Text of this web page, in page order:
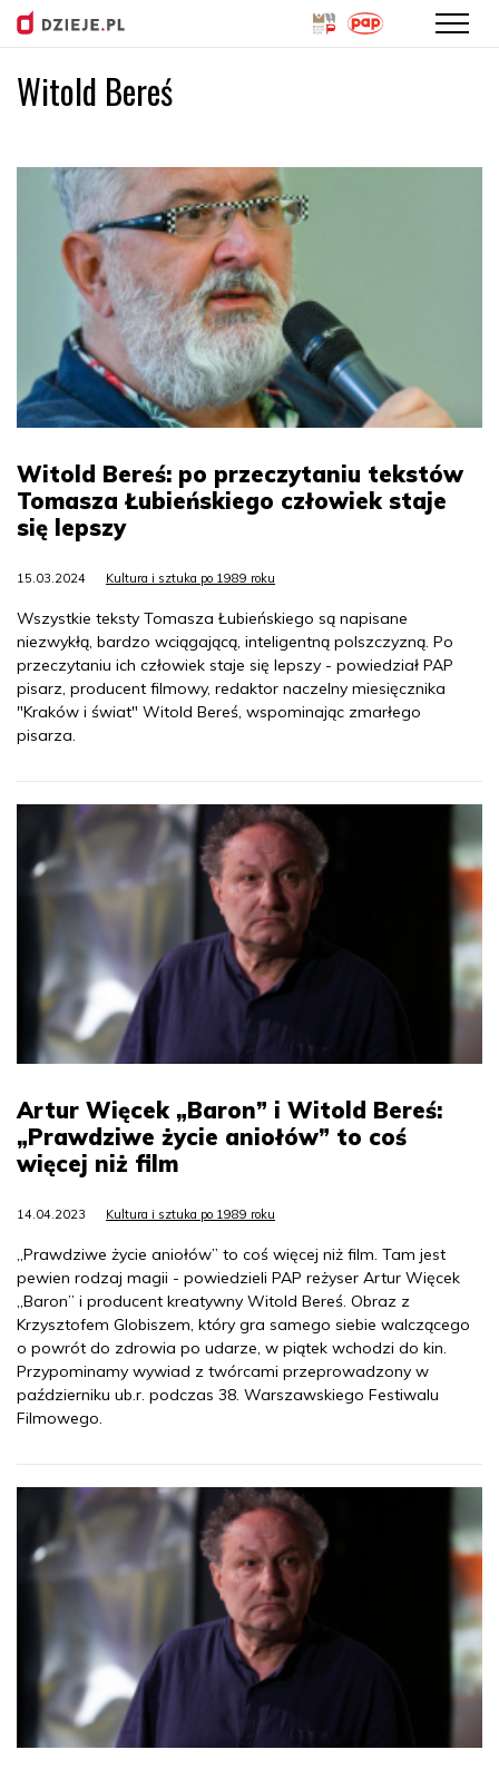
Witold Bereś
Witold Bereś: po przeczytaniu tekstów
Tomasza Łubieńskiego człowiek staje
się lepszy
15.03.2024 Kultura i sztuka po 1989 roku
Wszystkie teksty Tomasza Łubieńskiego są napisane
niezwykłą, bardzo wciągającą, inteligentną polszczyzną. Po
przeczytaniu ich człowiek staje się lepszy - powiedział PAP
pisarz, producent filmowy, redaktor naczelny miesięcznika
"Kraków i świat" Witold Bereś, wspominając zmarłego
pisarza.
Artur Więcek „Baron” i Witold Bereś:
„Prawdziwe życie aniołów” to coś
więcej niż film
14.04.2023 Kultura i sztuka po 1989 roku
„Prawdziwe życie aniołów” to coś więcej niż film. Tam jest
pewien rodzaj magii - powiedzieli PAP reżyser Artur Więcek
„Baron” i producent kreatywny Witold Bereś. Obraz z
Krzysztofem Globiszem, który gra samego siebie walczącego
o powrót do zdrowia po udarze, w piątek wchodzi do kin.
Przypominamy wywiad z twórcami przeprowadzony w
październiku ub.r. podczas 38. Warszawskiego Festiwalu
Filmowego.